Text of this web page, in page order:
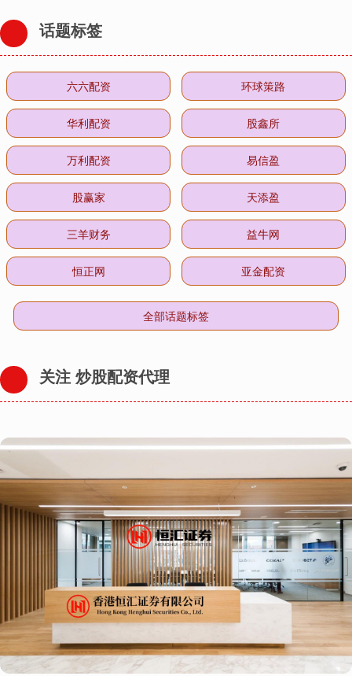
话题标签
六六配资 环球策路
华利配资 股鑫所
万利配资 易信盈
股赢家 天添盈
三羊财务 益牛网
恒正网 亚金配资
全部话题标签
关注 炒股配资代理